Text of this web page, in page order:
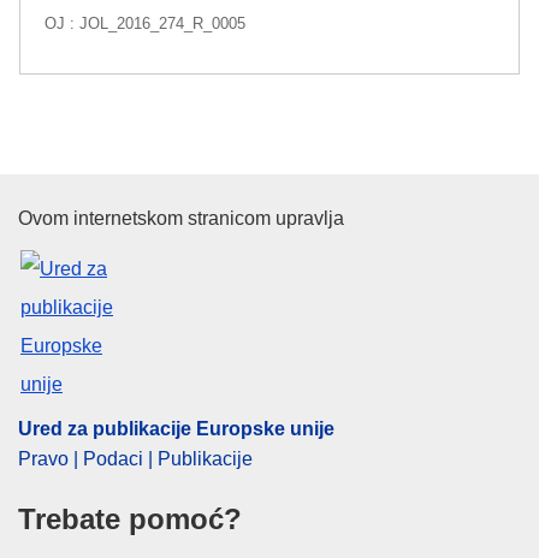
OJ : JOL_2016_274_R_0005
Ured za publikacije Europske
Ovom internetskom stranicom upravlja
Ured za publikacije Europske unije
Pravo | Podaci | Publikacije
Trebate pomoć?